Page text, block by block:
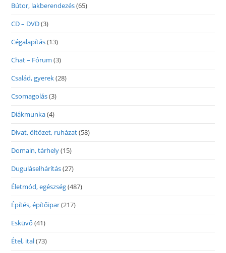
Bútor, lakberendezés(65)
CD – DVD(3)
Cégalapítás(13)
Chat – Fórum (3)
Család, gyerek(28)
Csomagolás(3)
Diákmunka(4)
Divat, öltözet, ruházat(58)
Domain, tárhely(15)
Duguláselhárítás(27)
Életmód, egészség(487)
Építés, építőipar(217)
Esküvő (41)
Étel, ital(73)